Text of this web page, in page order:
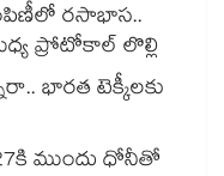
రసాభాస..
ప్రోటోకాల్ లొల్లి
భారత టెక్కీలకు
ముందు ధోనీతో